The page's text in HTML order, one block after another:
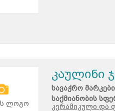
ლოგო
კაულინი
სავაჭრო
საქმიანობის
კერამიკული და